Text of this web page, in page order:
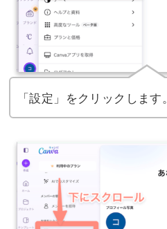
「設定」をクリックします。